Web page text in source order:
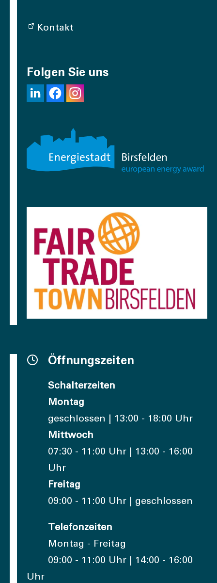
Kontakt
Folgen Sie uns
Öffnungszeiten
Schalterzeiten
Montag
geschlossen | 13:00 - 18:00 Uhr
Mittwoch
07:30 - 11:00 Uhr | 13:00 - 16:00
Uhr
Freitag
09:00 - 11:00 Uhr | geschlossen
Telefonzeiten
Montag - Freitag
09:00 - 11:00 Uhr | 14:00 - 16:00
Uhr